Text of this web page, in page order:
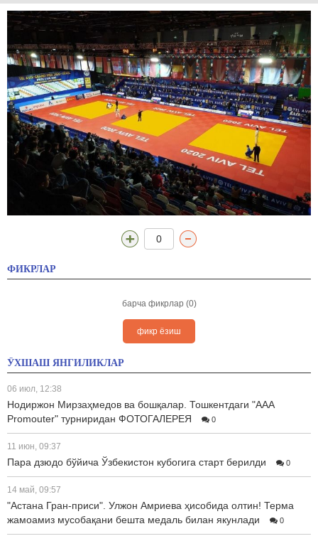
0
ФИКРЛАР
барча фикрлар (0)
фикр ёзиш
ЎХШАШ ЯНГИЛИКЛАР
06 июл, 12:38
Нодиржон Мирзаҳмедов ва бошқалар. Тошкентдаги "AAA
Promouter" турниридан ФОТОГАЛЕРЕЯ
0
11 июн, 09:37
Пара дзюдо бўйича Ўзбекистон кубогига старт берилди 0
14 май, 09:57
"Астана Гран-приси". Улжон Амриева ҳисобида олтин! Терма
жамоамиз мусобақани бешта медаль билан якунлади
0